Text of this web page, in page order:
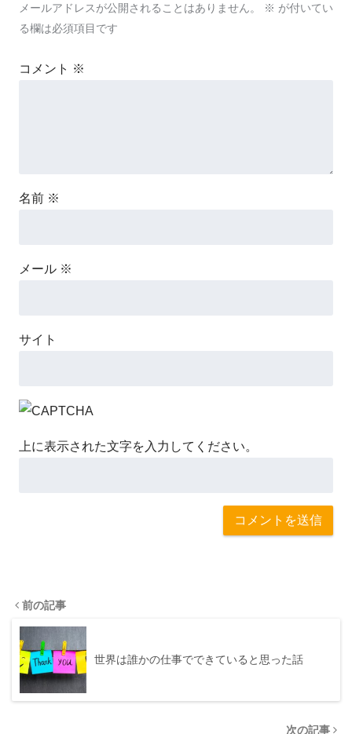
メールアドレスが公開されることはありません。 ※ が付いてい
る欄は必須項目です
コメント ※
名前 ※
メール ※
サイト
上に表示された文字を入力してください。
前の記事
世界は誰かの仕事でできていると思った話
次の記事